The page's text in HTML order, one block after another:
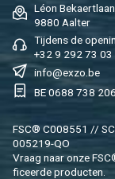
Léon Be­kaert­laan
9880 Aal­ter
Tij­dens de
+32 9 292 73 03
info@​exzo.​be
BE 0688 738 206
FSC® C008551 //
005219-QO
Vraag naar onze
fi­ceer­de pro­duc­ten.